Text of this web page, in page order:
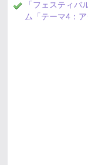
「フェスティバ
ム「テーマ4：